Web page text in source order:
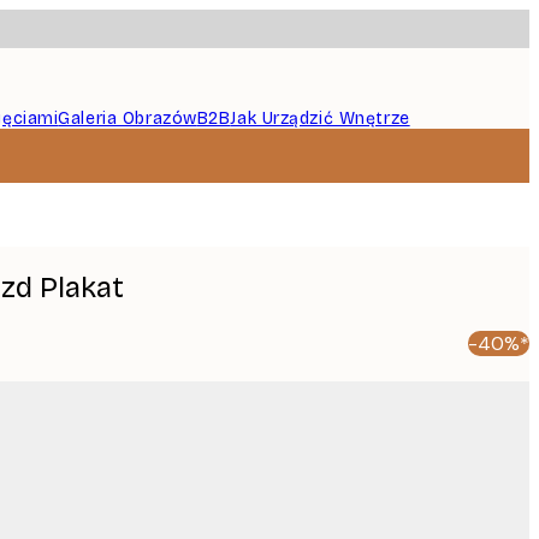
Galeria ObrazówB2BJak Urządzić Wnętrze
Plakat
-40%*